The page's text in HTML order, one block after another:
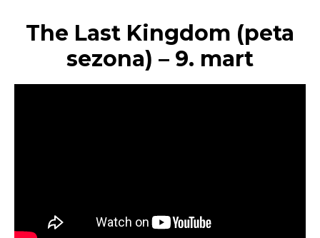
The Last Kingdom (peta
sezona) – 9. mart